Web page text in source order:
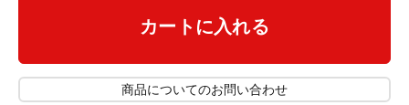
カートに入れる
商品についてのお問い合わせ